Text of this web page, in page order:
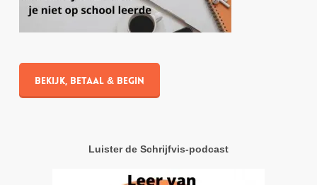
Bekijk, betaal & begin
Luister de Schrijfvis-podcast